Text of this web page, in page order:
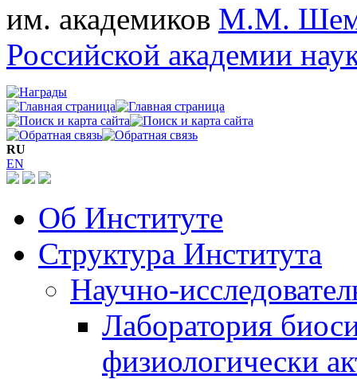
им. академиков М.М.
Российской академии
RU
EN
Об Институте
Структура Института
Научно-
Лаборатория
физиологически